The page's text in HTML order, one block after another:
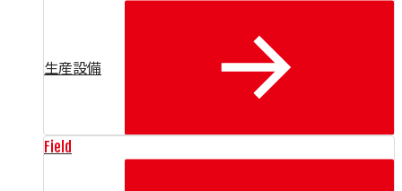
生産設備
Field